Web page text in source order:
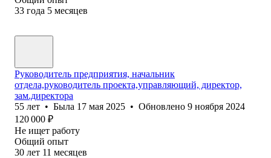
33 года 5 месяцев
Руководитель предприятия, начальник
отдела,руководитель проекта,управляющий, директор,
зам.директора
55 лет • Была 17 мая 2025 • Обновлено 9 ноября 2024
120 000 ₽
Не ищет работу
Общий опыт
30 лет 11 месяцев